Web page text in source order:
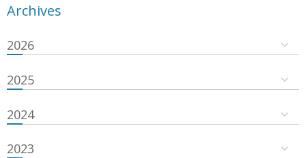
Archives
2026
2025
2024
2023